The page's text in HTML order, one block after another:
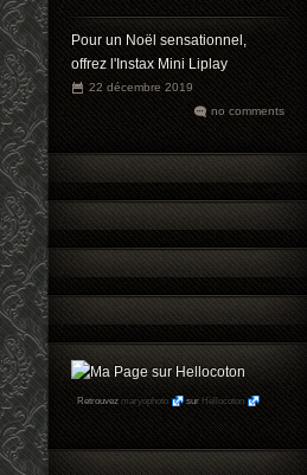
Pour un Noël sensationnel,
offrez l'Instax Mini Liplay
22 décembre 2019
no comments
Retrouvez maryophoto sur Hellocoton